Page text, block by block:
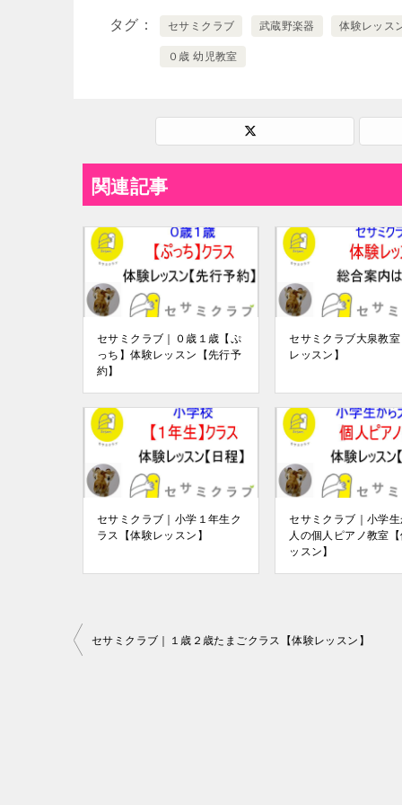
タグ セサミクラブ 武蔵野楽器 体験レッス
０歳 幼児教室
関連記事
セサミクラブ｜０歳１歳【ぷ
っち】体験レッスン【先行予
約】
セサミクラブ大泉教
レッスン】
セサミクラブ｜小学１年生ク
ラス【体験レッスン】
セサミクラブ｜小学
人の個人ピアノ教室
ッスン】
投セサミクラブ｜１歳２歳たまごクラス【体験レッスン】